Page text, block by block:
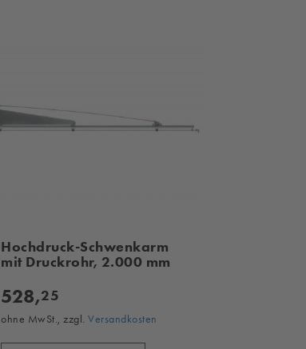
Hochdruck-Schwenkarm
mit Druckrohr, 2.000 mm
528,25
ohne MwSt., zzgl.Versandkosten